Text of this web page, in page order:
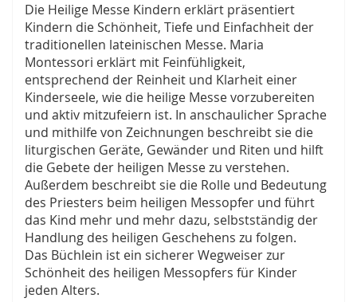
Die Heilige Messe Kindern erklärt präsentiert
Kindern die Schönheit, Tiefe und Einfachheit der
traditionellen lateinischen Messe. Maria
Montessori erklärt mit Feinfühligkeit,
entsprechend der Reinheit und Klarheit einer
Kinderseele, wie die heilige Messe vorzubereiten
und aktiv mitzufeiern ist. In anschaulicher ­Sprache
und mithilfe von Zeichnungen beschreibt sie die
liturgischen Geräte, Gewänder und Riten und hilft
die Gebete der heiligen Messe zu verstehen.
Außerdem beschreibt sie die Rolle und Bedeutung
des Priesters beim heiligen Messopfer und führt
das Kind mehr und mehr dazu, selbstständig der
Handlung des heiligen Geschehens zu folgen.
Das Büchlein ist ein sicherer Wegweiser zur
Schönheit des heiligen Messopfers für Kinder
jeden Alters.